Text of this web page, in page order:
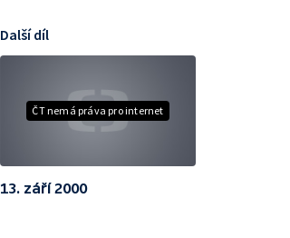
ČT nemá práva pro internet
Další díl
13. září 2000